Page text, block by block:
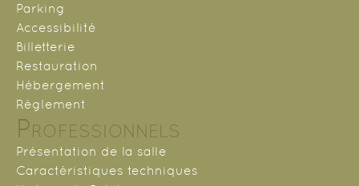
Parking
Accessibilité
Billetterie
Restauration
Hébergement
Règlement
Professionnels
Présentation de la salle
Caractéristiques techniques